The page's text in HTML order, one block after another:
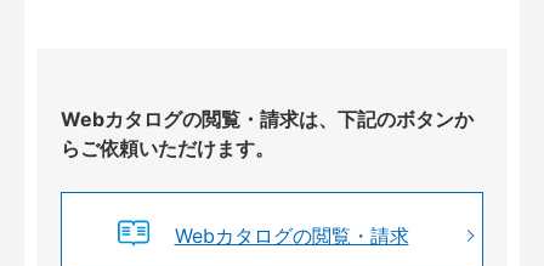
Webカタログの閲覧・請求は、下記のボタンか
らご依頼いただけます。
Webカタログの閲覧・請求